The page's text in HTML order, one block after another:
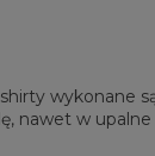
wykonane
nawet w upalne